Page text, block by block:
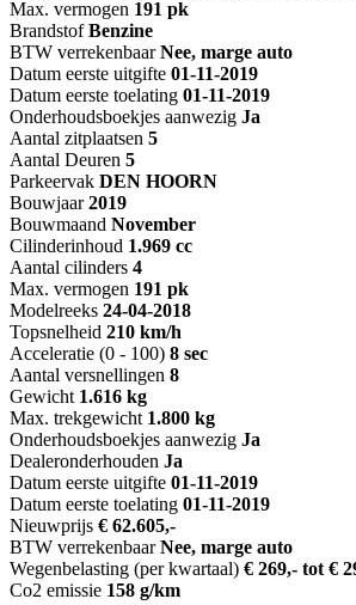
Max. vermogen 191 pk
Brandstof Benzine
BTW verrekenbaar Nee, marge auto
Datum eerste uitgifte 01-11-2019
Datum eerste toelating 01-11-2019
Onderhoudsboekjes aanwezig Ja
Aantal zitplaatsen 5
Aantal Deuren 5
Parkeervak DEN HOORN
Bouwjaar 2019
Bouwmaand November
Cilinderinhoud 1.969 cc
Aantal cilinders 4
Max. vermogen 191 pk
Modelreeks 24-04-2018
Topsnelheid 210 km/h
Acceleratie (0 - 100) 8 sec
Aantal versnellingen 8
Gewicht 1.616 kg
Max. trekgewicht 1.800 kg
Onderhoudsboekjes aanwezig Ja
Dealeronderhouden Ja
Datum eerste uitgifte 01-11-2019
Datum eerste toelating 01-11-2019
Nieuwprijs € 62.605,-
BTW verrekenbaar Nee, marge auto
Wegenbelasting (per kwartaal) € 269,- tot €
Co2 emissie 158 g/km